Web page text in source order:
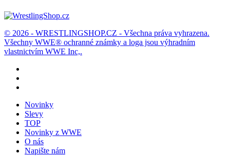
© 2026 - WRESTLINGSHOP.CZ - Všechna práva vyhrazena.
Všechny WWE® ochranné známky a loga jsou výhradním
vlastnictvím WWE Inc,.
Novinky
Slevy
TOP
Novinky z WWE
O nás
Napište nám